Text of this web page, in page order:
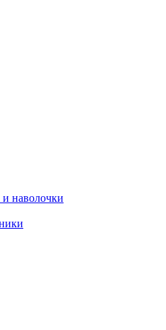
наволочки